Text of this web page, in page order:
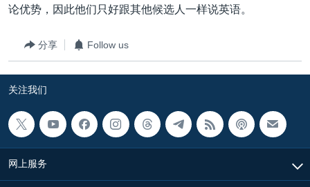
美国之音专访
关注新疆
其他语言网站
论优势，因此他们只好跟其他候选人一样说英语。
分享 Follow us
关注我们
网上服务